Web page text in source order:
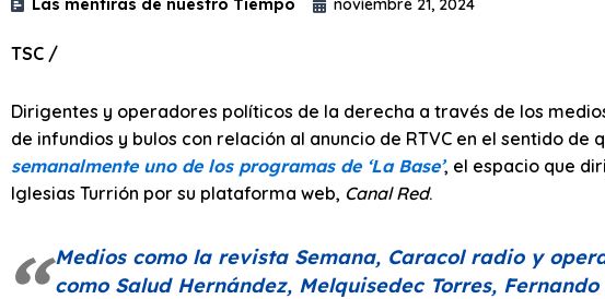
Las mentiras de nuestro Tiempo noviembre 21, 2024
TSC /
Dirigentes y operadores políticos de la derecha a través de los
de infundios y bulos con relación al anuncio de RTVC en el sentido de
semanalmente uno de los programas de ‘La Base’, el espacio que
Iglesias Turrión por su plataforma web, Canal Red.
Medios como la revista Semana, Caracol radioy
como Salud Hernández, Melquisedec Torres,